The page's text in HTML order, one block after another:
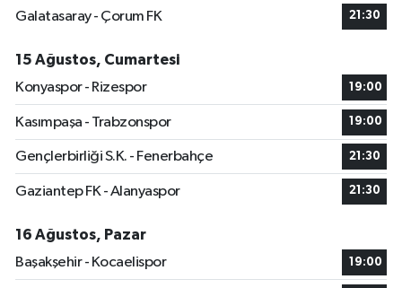
Galatasaray - Çorum FK 21:30
15 Ağustos, Cumartesi
Konyaspor - Rizespor
19:00
Kasımpaşa - Trabzonspor 19:00
Gençlerbirliği S.K. - Fenerbahçe 21:30
Gaziantep FK - Alanyaspor 21:30
16 Ağustos, Pazar
Başakşehir - Kocaelispor
19:00